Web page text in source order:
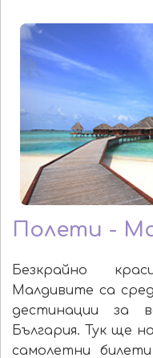
Полети -
Безкрайно
Малдивите са
дестинации за
България. Тук ще
самолетни